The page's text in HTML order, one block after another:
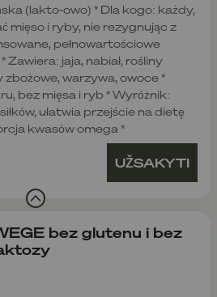
(lakto-owo) * Dla kogo: każdy,
mięso i ryby, nie rezygnując z
pełnowartościowe
Zawiera: jaja, nabiał, rośliny
warzywa, owoce *
bez mięsa i ryb * Wyróżnik:
ułatwia przejście na dietę
kwasów omega *
UŽSAKYTI
bez glutenu i bez